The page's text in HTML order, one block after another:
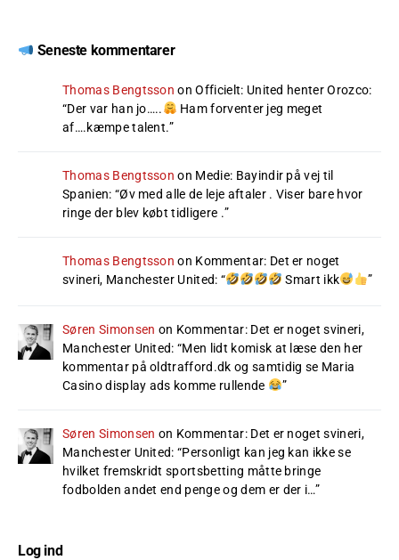
Seneste kommentarer
Thomas Bengtsson onOfficielt: United henter Orozco:
“Der var han jo…..
Ham forventer jeg meget
af….kæmpe talent.”
Thomas Bengtsson on Medie: Bayindir på vej til
Spanien: “Øv med alle de leje aftaler . Viser bare hvor
ringe der blev købt tidligere .”
Thomas Bengtsson on Kommentar: Det er noget
svineri, Manchester United: “ Smart ikk ”
Søren Simonsen on Kommentar: Det er noget svineri,
Manchester United: “Men lidt komisk at læse den her
kommentar på oldtrafford.dk og samtidig se Maria
Casino display ads komme rullende
”
Søren Simonsen on Kommentar: Det er noget svineri,
Manchester United: “Personligt kan jeg kan ikke se
hvilket fremskridt sportsbetting måtte bringe
fodbolden andet end penge og dem er der i…”
Log ind